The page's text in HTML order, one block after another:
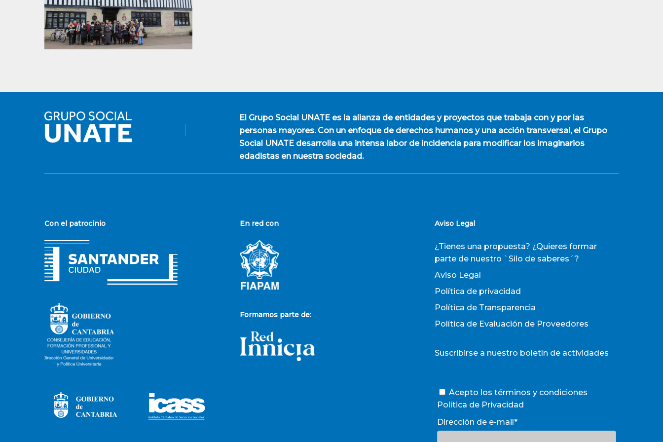
El Grupo Social UNATEes la alianza de entidades y proyectos que trabaja con y por las
personas mayores. Con un enfoque de derechos humanos y una acción transversal, el Grupo
Social UNATE desarrolla una intensa labor de incidencia para modificar los imaginarios
edadistas en nuestra sociedad.
Con el patrocinio En red con
Formamos parte de:
Aviso Legal
¿Tienes una propuesta? ¿Quieres formar
parte de nuestro `Silo de saberes´?
Aviso Legal
Política de privacidad
Política de Transparencia
Política de Evaluación de Proveedores
Suscribirse a nuestro boletín de actividades
Acepto los términos y condiciones
Política de Privacidad
Dirección de e-mail*